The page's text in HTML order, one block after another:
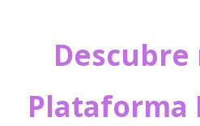
Plataforma